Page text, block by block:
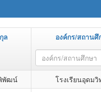
ล องค์กร/สถานศึ
องค์กร/สถานศึกษา
พัฒน์ โรงเรียนอุดมวิ